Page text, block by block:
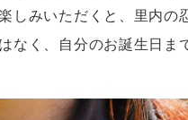
みいただくと、里内の
く、自分のお誕生日ま